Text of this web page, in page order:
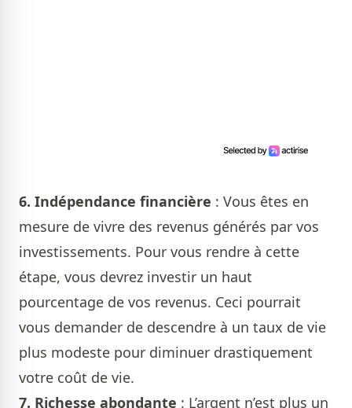
6. Indépendance financière : Vous êtes en
mesure de vivre des revenus générés par vos
investissements. Pour vous rendre à cette
étape, vous devrez investir un haut
pourcentage de vos revenus. Ceci pourrait
vous demander de descendre à un taux de vie
plus modeste pour diminuer drastiquement
votre coût de vie.
7. Richesse abondante : L’argent n’est plus un